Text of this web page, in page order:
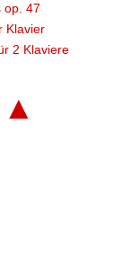
op. 47
Klavier
2 Klaviere
▲